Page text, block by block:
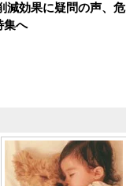
減効果に疑問の声、危
集へ